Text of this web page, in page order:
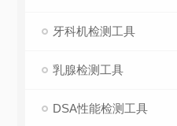
牙科机检测工具
乳腺检测工具
DSA性能检测工具